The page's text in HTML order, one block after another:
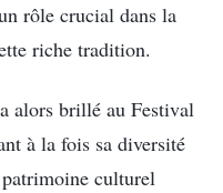
rôle crucial dans la
riche tradition.
alors brillé au Festival
à la fois sa diversité
culturel